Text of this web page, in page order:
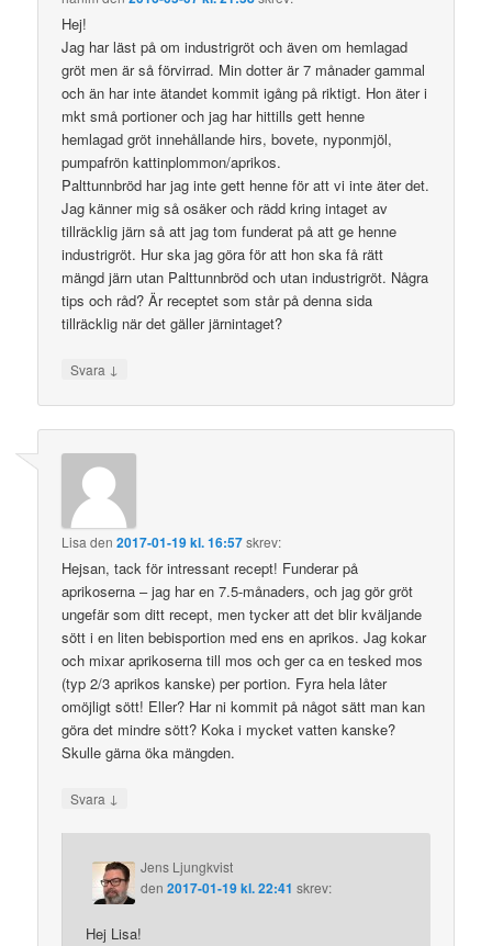
Hej!
Jag har läst på om industrigröt och även om hemlagad
gröt men är så förvirrad. Min dotter är 7 månader gammal
och än har inte ätandet kommit igång på riktigt. Hon äter i
mkt små portioner och jag har hittills gett henne
hemlagad gröt innehållande hirs, bovete, nyponmjöl,
pumpafrön kattinplommon/aprikos.
Palttunnbröd har jag inte gett henne för att vi inte äter det.
Jag känner mig så osäker och rädd kring intaget av
tillräcklig järn så att jag tom funderat på att ge henne
industrigröt. Hur ska jag göra för att hon ska få rätt
mängd järn utan Palttunnbröd och utan industrigröt. Några
tips och råd? Är receptet som står på denna sida
tillräcklig när det gäller järnintaget?
Svara ↓
Lisa den2017-01-19 kl. 16:57skrev:
Hejsan, tack för intressant recept! Funderar på
aprikoserna – jag har en 7.5-månaders, och jag gör gröt
ungefär som ditt recept, men tycker att det blir kväljande
sött i en liten bebisportion med ens en aprikos. Jag kokar
och mixar aprikoserna till mos och ger ca en tesked mos
(typ 2/3 aprikos kanske) per portion. Fyra hela låter
omöjligt sött! Eller? Har ni kommit på något sätt man kan
göra det mindre sött? Koka i mycket vatten kanske?
Skulle gärna öka mängden.
Svara ↓
Jens Ljungkvist
den2017-01-19 kl. 22:41 skrev:
Hej Lisa!